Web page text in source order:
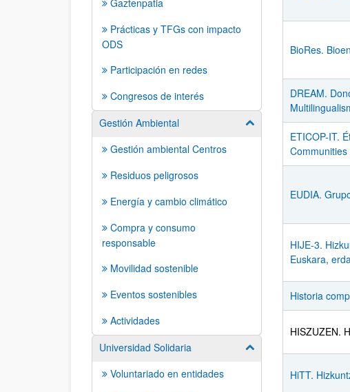
Gaztenpatia
Prácticas y TFGs con impacto
ODS
Participación en redes
Congresos de interés
Gestión Ambiental
Mostrar/ocultar
Gestión ambiental Centros
Residuos peligrosos
Energía y cambio climático
Compra y consumo
responsable
Movilidad sostenible
Eventos sostenibles
Actividades
Universidad Solidaria
Mostrar/ocultar
Voluntariado en entidades
BioRes.
DREAM.
ETICOP-IT.
EUDIA.
HIJE-3.
Euskara,
Historia
HISZUZEN.
HiTT.